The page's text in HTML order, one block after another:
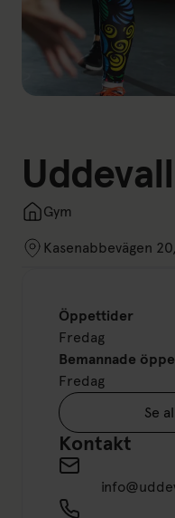
Gym
Kasenabbevägen
Öppettider
Fredag
Bemannade
Fredag
Se
Kontakt